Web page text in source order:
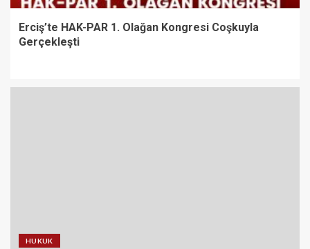
Erciş’te HAK-PAR 1. Olağan Kongresi Coşkuyla
Gerçekleşti
HUKUK